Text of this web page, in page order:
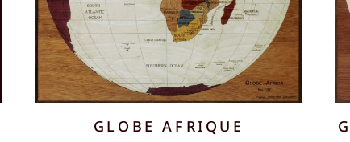
GLOBE AFRIQUE